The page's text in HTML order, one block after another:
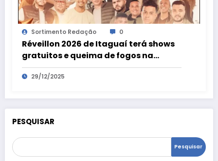
Sortimento Redação 0
Réveillon 2026 de Itaguaí terá shows
gratuitos e queima de fogos na
virada de ano em Coroa Grande e
Chaperó
29/12/2025
PESQUISAR
Pesquisar